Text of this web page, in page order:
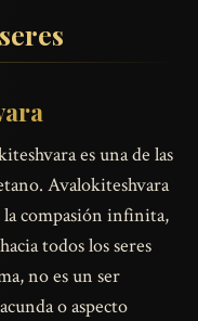
es una de las
Avalokiteshvara
la compasión infinita,
todos los seres
no es un ser
o aspecto